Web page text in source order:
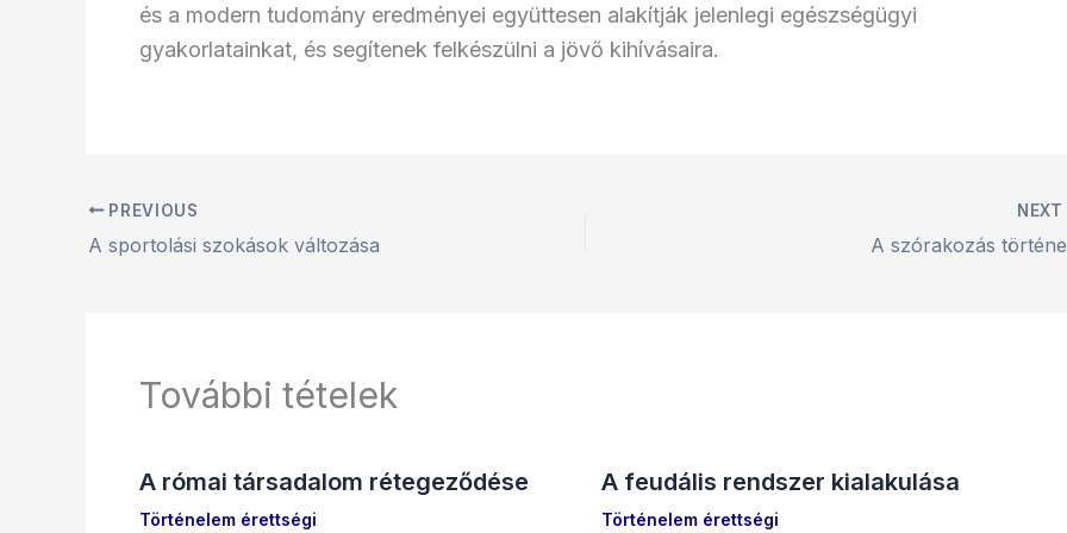
és a modern tudomány eredményei együttesen alakítják jelenlegi egészségügyi
gyakorlatainkat, és segítenek felkészülni a jövő kihívásaira.
PREVIOUS
A sportolási szokások változása
NEXT
A szórakozás
További tételek
A római társadalom rétegeződése
Történelem érettségi
A feudális rendszer kialakulása
Történelem érettségi